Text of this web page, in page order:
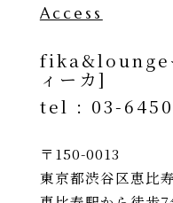
Access
fika&lounge
ィーカ]
tel : 03-
〒150-0013
東京都渋谷区恵比